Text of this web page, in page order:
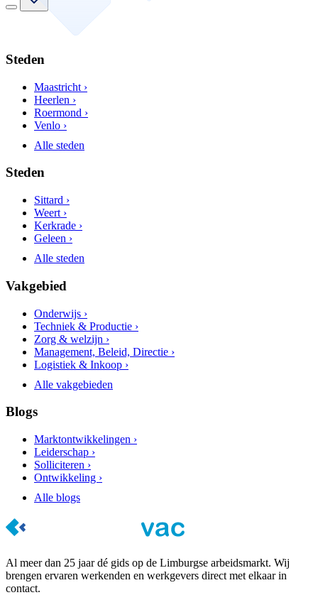
Steden
Maastricht ›
Heerlen ›
Roermond ›
Venlo ›
Alle steden
Steden
Sittard ›
Weert ›
Kerkrade ›
Geleen ›
Alle steden
Vakgebied
Onderwijs ›
Techniek & Productie ›
Zorg & welzijn ›
Management, Beleid, Directie ›
Logistiek & Inkoop ›
Alle vakgebieden
Blogs
Marktontwikkelingen ›
Leiderschap ›
Solliciteren ›
Ontwikkeling ›
Alle blogs
Al meer dan 25 jaar dé gids op de Limburgse arbeidsmarkt. Wij
brengen ervaren werkenden en werkgevers direct met elkaar in
contact.